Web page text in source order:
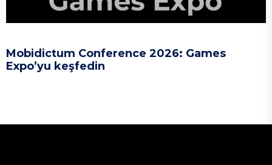
Mobidictum Conference 2026: Games
Expo’yu keşfedin